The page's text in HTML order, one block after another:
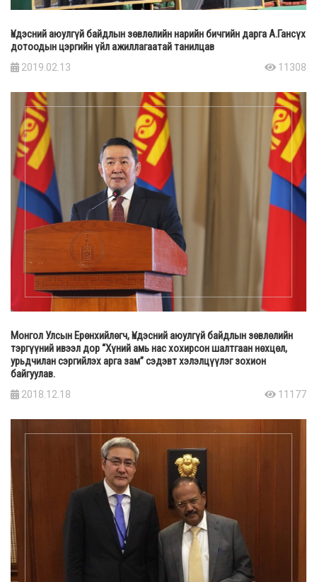
Үндэсний аюулгүй байдлын зөвлөлийн нарийн бичгийн дарга А.Гансүх
дотоодын цэргийн үйл ажиллагаатай танилцав
2019.02.13 11308
Монгол Улсын Ерөнхийлөгч, Үндэсний аюулгүй байдлын зөвлөлийн
тэргүүний ивээл дор “Хүний амь нас хохирсон шалтгаан нөхцөл,
урьдчилан сэргийлэх арга зам” сэдэвт хэлэлцүүлэг зохион
байгуулав.
2018.12.18 11177